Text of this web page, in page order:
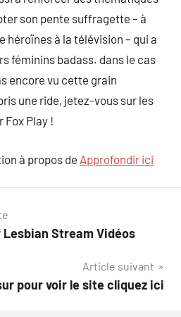
son pente suffragette – à
héroïnes à la télévision – qui a
féminins badass. dans le cas
encore vu cette grain
une ride, jetez-vous sur les
Fox Play !
à propos de Approfondir ici
Stream Vidéos
Article suivant
pour voir le site cliquez ici